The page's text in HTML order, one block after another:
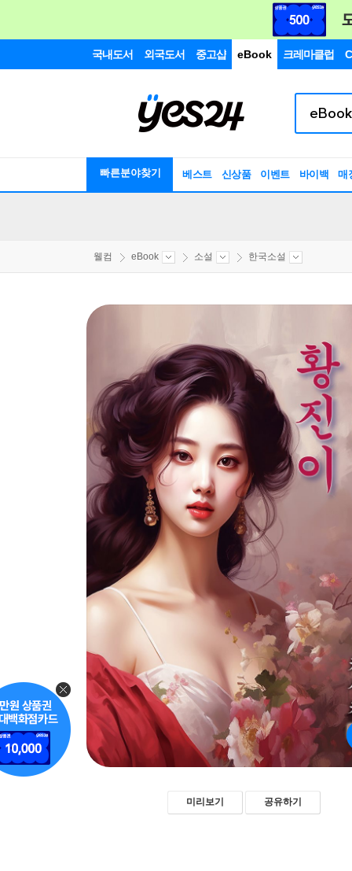
국내도서 외국도서 중고샵 eBook 크레마클럽
빠른분야찾기 베스트 신상품 이벤트 바이백 매
웰컴 eBook 소설 한국소설
미리보기 공유하기